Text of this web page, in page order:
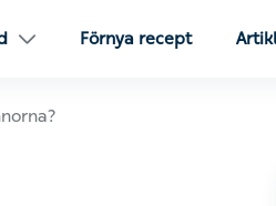
Förnya recept Artiklar